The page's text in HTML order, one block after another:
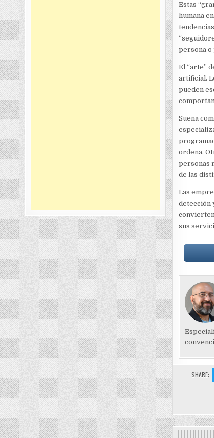
Estas
humana
persona o
El “arte”
artificial.
pueden
Suena
ordena.
personas
de las
Las
detección
sus
SHARE: